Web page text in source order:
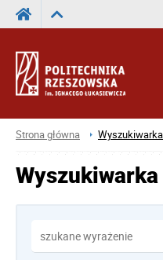
Strona główna Wyszukiwarka
Wyszukiwarka